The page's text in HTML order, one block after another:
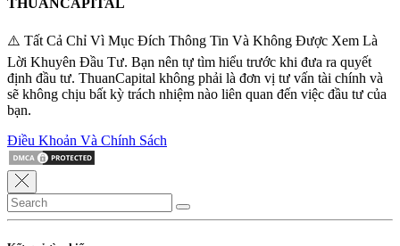
⚠️ Tất Cả Chỉ Vì Mục Đích Thông Tin Và Không Được Xem Là
Lời Khuyên Đầu Tư. Bạn nên tự tìm hiểu trước khi đưa ra quyết
định đầu tư. ThuanCapital không phải là đơn vị tư vấn tài chính và
sẽ không chịu bất kỳ trách nhiệm nào liên quan đến việc đầu tư của
bạn.
Điều Khoản Và Chính Sách